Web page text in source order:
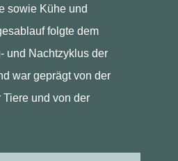
sowie Kühe und
folgte dem
und Nachtzyklus der
war geprägt von der
Tiere und von der